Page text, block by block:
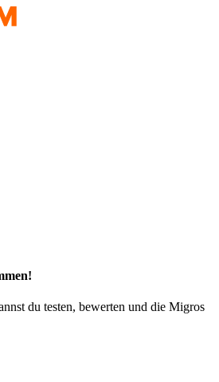
du testen, bewerten und die Migros